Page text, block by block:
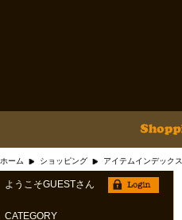
ホーム ショッピング アイテムインデックス
ようこそGUESTさん
CATEGORY